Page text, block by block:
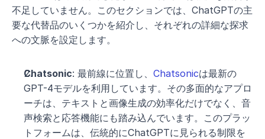
不足していません。このセクションでは、ChatGPTの主
要な代替品のいくつかを紹介し、それぞれの詳細な探求
への文脈を設定します。
Chatsonic: 最前線に位置し、 Chatsonicは最新の
GPT-4モデルを利用しています。その多面的なアプロ
ーチは、テキストと画像生成の効率化だけでなく、音
声検索と応答機能にも踏み込んでいます。このプラッ
トフォームは、伝統的にChatGPTに見られる制限を